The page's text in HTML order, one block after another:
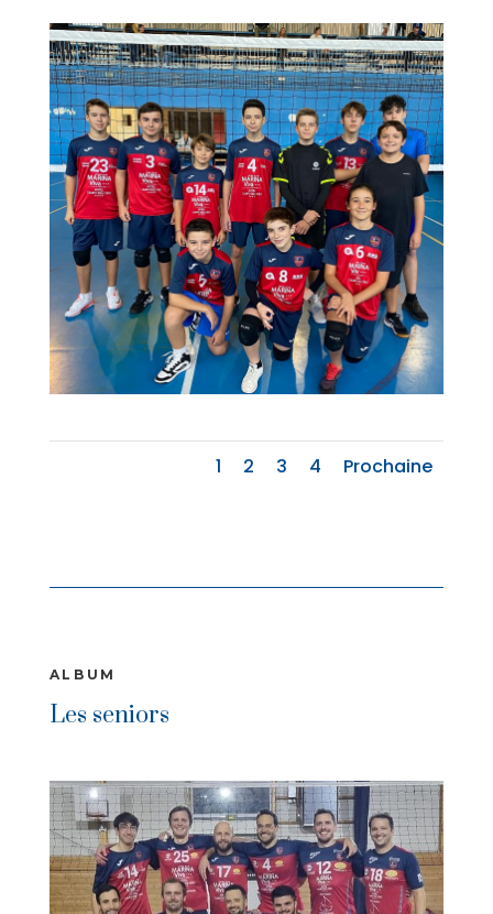
1 2 3 4 Prochaine
ALBUM
Les seniors